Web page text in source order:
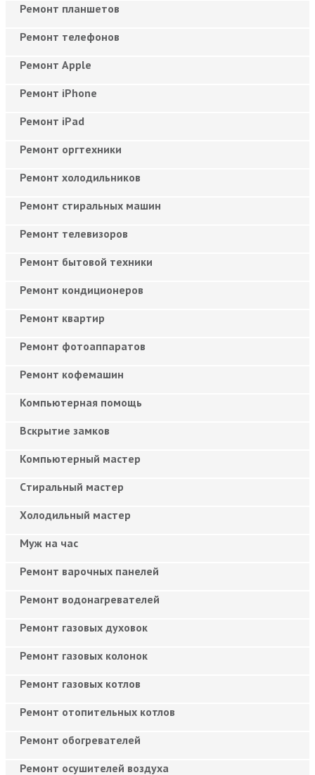
Ремонт планшетов
Ремонт телефонов
Ремонт Apple
Ремонт iPhone
Ремонт iPad
Ремонт оргтехники
Ремонт холодильников
Ремонт стиральных машин
Ремонт телевизоров
Ремонт бытовой техники
Ремонт кондиционеров
Ремонт квартир
Ремонт фотоаппаратов
Ремонт кофемашин
Компьютерная помощь
Вскрытие замков
Компьютерный мастер
Cтиральный мастер
Холодильный мастер
Муж на час
Ремонт варочных панелей
Ремонт водонагревателей
Ремонт газовых духовок
Ремонт газовых колонок
Ремонт газовых котлов
Ремонт отопительных котлов
Ремонт обогревателей
Ремонт осушителей воздуха